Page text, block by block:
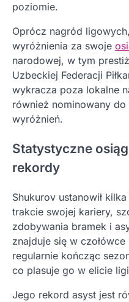
poziomie.
Oprócz nagród
wyróżnienia za swoje
narodowej, w tym
Uzbeckiej Federacji
wykracza poza lokalne
również nominowany
wyróżnień.
Statystyczne
rekordy
Shukurov ustanowił
trakcie swojej kariery,
zdobywania bramek i
znajduje się w
regularnie kończąc
co plasuje go w elicie
Jego rekord asyst jest